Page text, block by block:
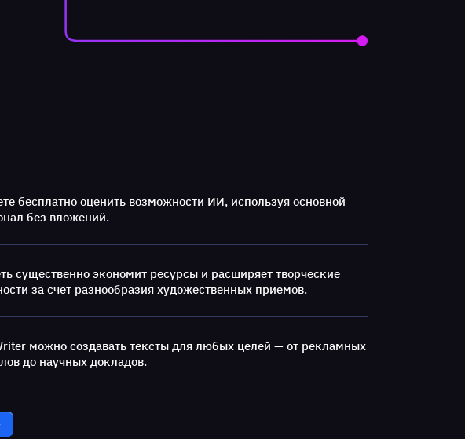
бесплатно оценить возможности ИИ, используя основной
без вложений.
существенно экономит ресурсы и расширяет творческие
за счет разнообразия художественных приемов.
можно создавать тексты для любых целей — от рекламных
до научных докладов.